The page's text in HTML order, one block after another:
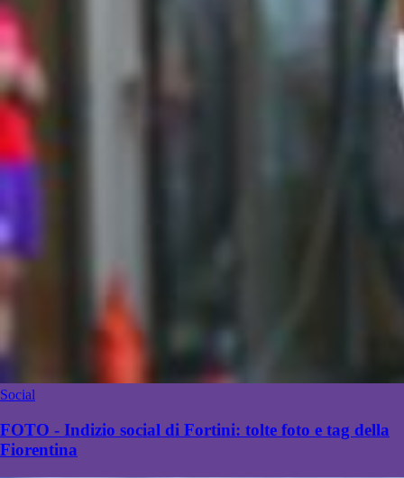
Social
FOTO - Indizio social di Fortini: tolte foto e tag della
Fiorentina